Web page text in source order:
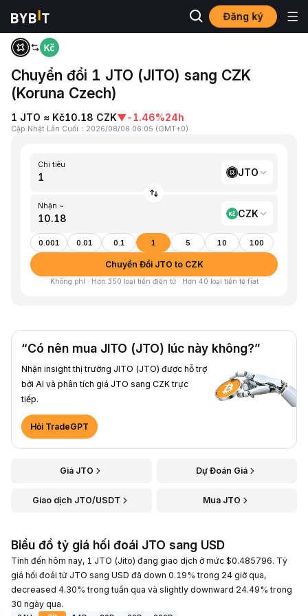
Đăng ký
Trang chủ
Chuyển đổi 1 JTO (JITO) sang CZK
(Koruna Czech)
1 JTO ≈ Kč10.18 CZK▼-1.46%24h
Cập Nhật Lần Cuối ： 2026/08/08 06:05 (GMT+0)
Chi tiêu
JTO
Nhận ~
CZK
0.001 0.01 0.1 1 5 10 100
Chuyển Đổi JTO to CZK
Không phí · Hơn 350 loại tiền điện tử · Hơn 40 loại tiền tệ fiat
“Có nên mua JITO (JTO) lúc này không?”
Nhận insight thị trường JITO (JTO) được hỗ trợ
bởi AI và phân tích giá JTO sang CZK trực
tiếp.
Hỏi TradeGPT
Giá JTO Dự Đoán Giá
Giao dịch JTO/USDT Mua JTO
Biểu đồ tỷ giá hối đoái JTO sang USD
Tính đến hôm nay, 1 JTO (Jito) đang giao dịch ở mức $0.485796. Tỷ
giá hối đoái từ JTO sang USD đã down 0.19% trong 24 giờ qua,
decreased 4.30% trong tuần qua và slightly downward 24.49% trong
30 ngày qua.